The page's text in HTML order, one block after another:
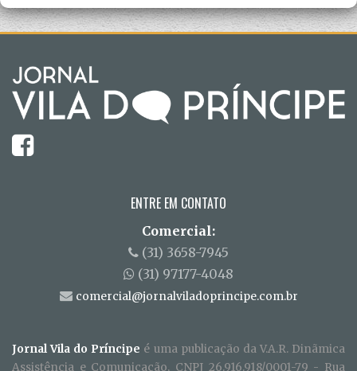
ENTRE EM CONTATO
Comercial:
(31) 3658-7945
(31) 97177-4048
comercial@jornalviladoprincipe.com.br
Jornal Vila do Príncipe é uma publicação da V.A.R. Dinãmica
Assistência e Comunicação, CNPJ 26.916.918/0001-79 - Rua